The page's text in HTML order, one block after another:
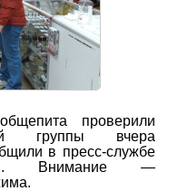
проверили
группы вчера
в пресс-службе
Внимание —